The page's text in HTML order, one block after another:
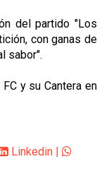
del partido "Los
con ganas de
sabor".
y su Cantera en
Linkedin